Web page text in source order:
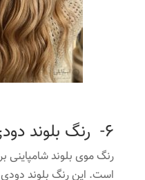
6- رنگ بلوند دودی شامپاینی
رنگ موی بلوند
است. این رنگ بلوند